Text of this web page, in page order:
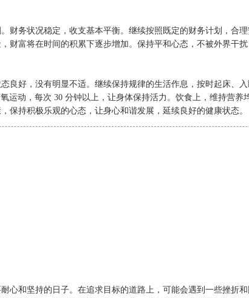
财务状况稳定，收支基本平衡。继续按照既定的财务计划，合
财富将在时间的积累下逐步增加。保持平和心态，不被外界干扰
良好，没有明显不适。继续保持规律的生活作息，按时起床、
运动，每次 30 分钟以上，让身体保持活力。饮食上，维持营养
保持积极乐观的心态，让身心和谐发展，延续良好的健康状态。
心和坚持的日子。在追求目标的道路上，可能会遇到一些挫折